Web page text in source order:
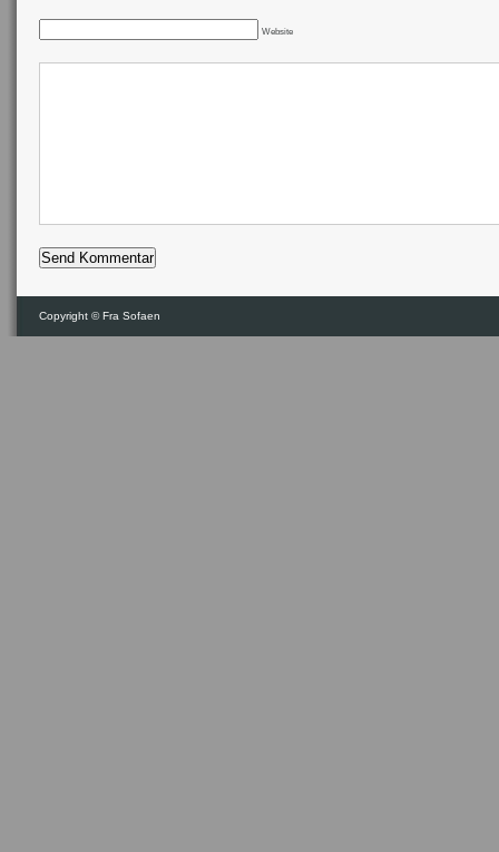
Website
Copyright ©Fra Sofaen